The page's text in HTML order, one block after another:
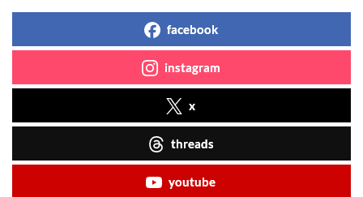
facebook
instagram
x
threads
youtube